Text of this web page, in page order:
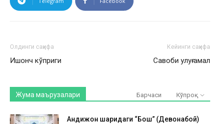
Олдинги саҳифа
Ишонч кўприги
Кейинги саҳифа
Савоби улуғ амал
Жума маърузалари Барчаси Кўпроқ
Андижон шаҳридаги “Бош” (Девонабой)